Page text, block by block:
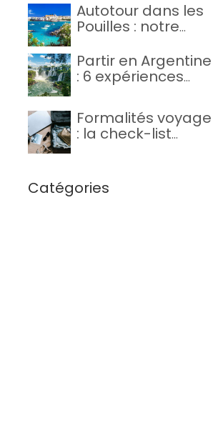
Autotour dans les
Pouilles : notre
8 jours
Partir en Argentine
: 6 expériences
valent le voyage
(+ notre itinéraire
conseillé)
Formalités voyage
: la check-list
l’étranger
Catégories